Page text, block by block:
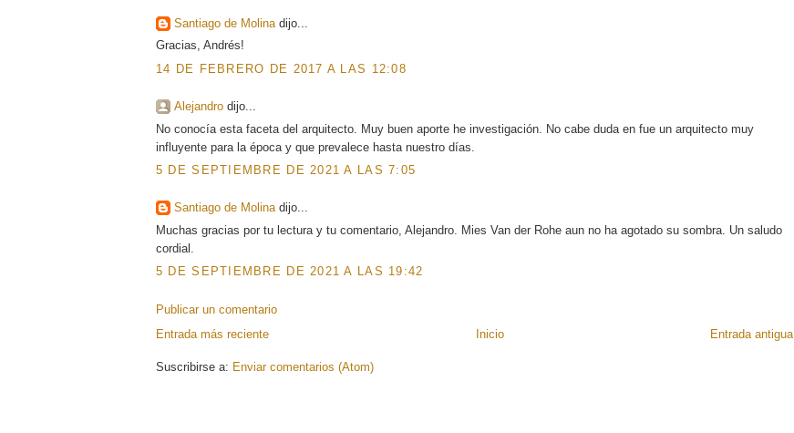
Santiago de Molinadijo...
Gracias, Andrés!
14 DE FEBRERO DE 2017 A LAS 12:08
Alejandrodijo...
No conocía esta faceta del arquitecto. Muy buen aporte he investigación. No cabe duda en fue un arquitecto muy
influyente para la época y que prevalece hasta nuestro días.
5 DE SEPTIEMBRE DE 2021 A LAS 7:05
Santiago de Molinadijo...
Muchas gracias por tu lectura y tu comentario, Alejandro. Mies Van der Rohe aun no ha agotado su sombra. Un saludo
cordial.
5 DE SEPTIEMBRE DE 2021 A LAS 19:42
Publicar un comentario
Entrada más reciente
Entrada antigua
Inicio
Suscribirse a: Enviar comentarios (Atom)